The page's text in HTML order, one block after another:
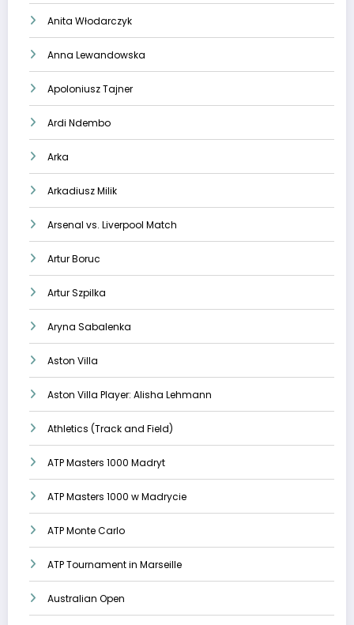
Anita Włodarczyk
Anna Lewandowska
Apoloniusz Tajner
Ardi Ndembo
Arka
Arkadiusz Milik
Arsenal vs. Liverpool Match
Artur Boruc
Artur Szpilka
Aryna Sabalenka
Aston Villa
Aston Villa Player: Alisha Lehmann
Athletics (Track and Field)
ATP Masters 1000 Madryt
ATP Masters 1000 w Madrycie
ATP Monte Carlo
ATP Tournament in Marseille
Australian Open